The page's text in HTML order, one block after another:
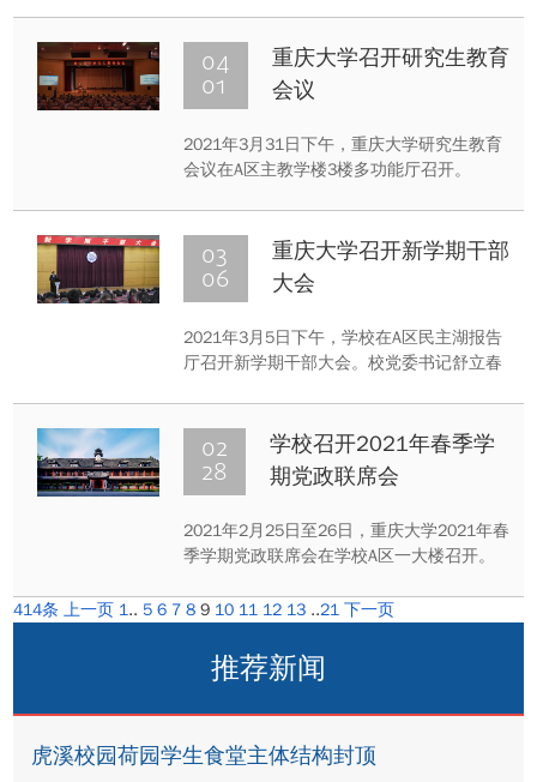
营有限公司、重庆大学知识产权信息服务中
心承办，旨在全面加强知识产权保护等重点
工作宣传普及，增强尊重和保护知识产权意
04
01
重庆大学召开研究生教育
会议
2021年3月31日下午，重庆大学研究生教育
会议在A区主教学楼3楼多功能厅召开。
03
06
重庆大学召开新学期干部
大会
2021年3月5日下午，学校在A区民主湖报告
厅召开新学期干部大会。校党委书记舒立春
02
28
学校召开2021年春季学
期党政联席会
2021年2月25日至26日，重庆大学2021年春
季学期党政联席会在学校A区一大楼召开。
研讨了学校党的建设、纪检监察和巡察、学
制、人才培养、科研管理、师资队伍建设、
国际合作与交流、资源配置等方面工作思路
414条 上一页 1.. 5 6 7 8 9 10 11 12 13 ..21 下一页
推荐新闻
虎溪校园荷园学生食堂主体结构封顶